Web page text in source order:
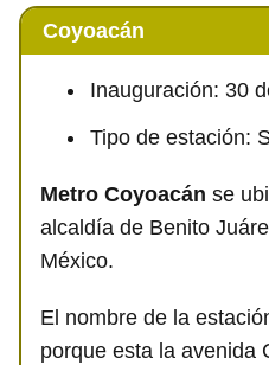
Coyoacán
Inauguración: 30
Tipo de estación:
Metro Coyoacán se
alcaldía de Benito
México.
El nombre de la
porque esta la avenida